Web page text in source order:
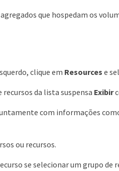
que hospedam os
clique em Resources e
da lista suspensa Exibir
com informações
ou recursos.
se selecionar um grupo de